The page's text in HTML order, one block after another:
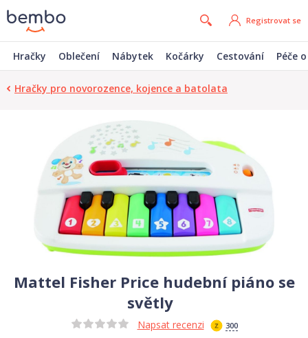
Registrovat se
Hračky Oblečení Nábytek Kočárky Cestování Péče
Hračky pro novorozence, kojence a batolata
Mattel Fisher Price hudební piáno se
světly
Napsat recenzi 300